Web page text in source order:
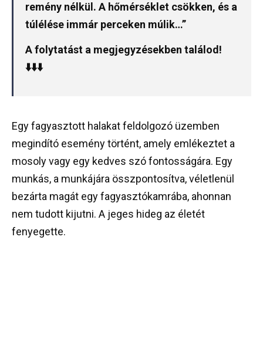
remény nélkül. A hőmérséklet csökken, és a
túlélése immár perceken múlik…”
A folytatást a megjegyzésekben találod!
⬇️⬇️⬇️
Egy fagyasztott halakat feldolgozó üzemben
megindító esemény történt, amely emlékeztet a
mosoly vagy egy kedves szó fontosságára. Egy
munkás, a munkájára összpontosítva, véletlenül
bezárta magát egy fagyasztókamrába, ahonnan
nem tudott kijutni. A jeges hideg az életét
fenyegette.